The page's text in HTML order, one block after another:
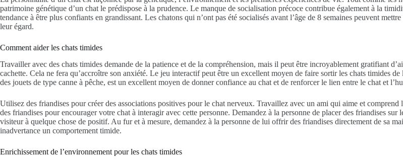
patrimoine génétique d’un chat le prédispose à la prudence. Le manque de socialisation précoce contribue également à la
tendance à être plus confiants en grandissant. Les chatons qui n’ont pas été socialisés avant l’âge de 8 semaines peuvent
leur égard.
Comment aider les chats timides
Travailler avec des chats timides demande de la patience et de la compréhension, mais il peut être incroyablement gratifiant
cachette. Cela ne fera qu’accroître son anxiété. Le jeu interactif peut être un excellent moyen de faire sortir les chats timides
des jouets de type canne à pêche, est un excellent moyen de donner confiance au chat et de renforcer le lien entre le chat et
Utilisez des friandises pour créer des associations positives pour le chat nerveux. Travaillez avec un ami qui aime et comprend
des friandises pour encourager votre chat à interagir avec cette personne. Demandez à la personne de placer des friandises sur
visiteur à quelque chose de positif. Au fur et à mesure, demandez à la personne de lui offrir des friandises directement de sa
inadvertance un comportement timide.
Enrichissement de l’environnement pour les chats timides